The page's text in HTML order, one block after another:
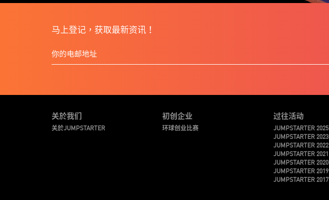
马上登记，获取最新资讯！
关於我们
关於JUMPSTARTER
初创企业
环球创业比赛
过往活动
JUMPSTARTER 2025
JUMPSTARTER 2023
JUMPSTARTER 2022
JUMPSTARTER 2021
JUMPSTARTER 2020
JUMPSTARTER 2019
JUMPSTARTER 2017